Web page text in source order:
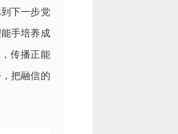
下一步党
手培养成
传播正能
把融信的